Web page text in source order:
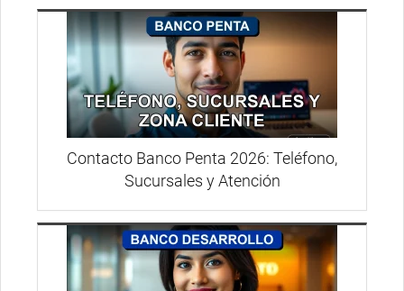
Contacto Banco Penta 2026: Teléfono,
Sucursales y Atención